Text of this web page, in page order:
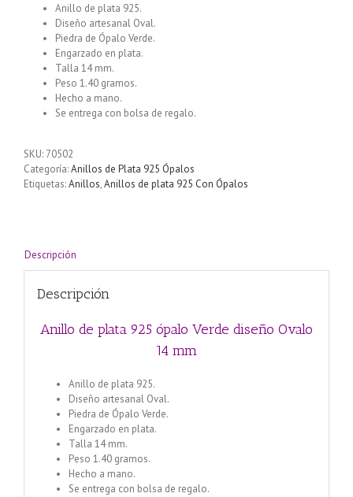
Anillo de plata 925.
Diseño artesanal Oval.
Piedra de Ópalo Verde.
Engarzado en plata.
Talla 14 mm.
Peso 1.40 gramos.
Hecho a mano.
Se entrega con bolsa de regalo.
SKU: 70502
Categoría:Anillos de Plata 925 Ópalos
Etiquetas:Anillos,Anillos de plata 925 Con Ópalos
Descripción
Descripción
Anillo de plata 925 ópalo Verde diseño Ovalo
14 mm
Anillo de plata 925.
Diseño artesanal Oval.
Piedra de Ópalo Verde.
Engarzado en plata.
Talla 14 mm.
Peso 1.40 gramos.
Hecho a mano.
Se entrega con bolsa de regalo.